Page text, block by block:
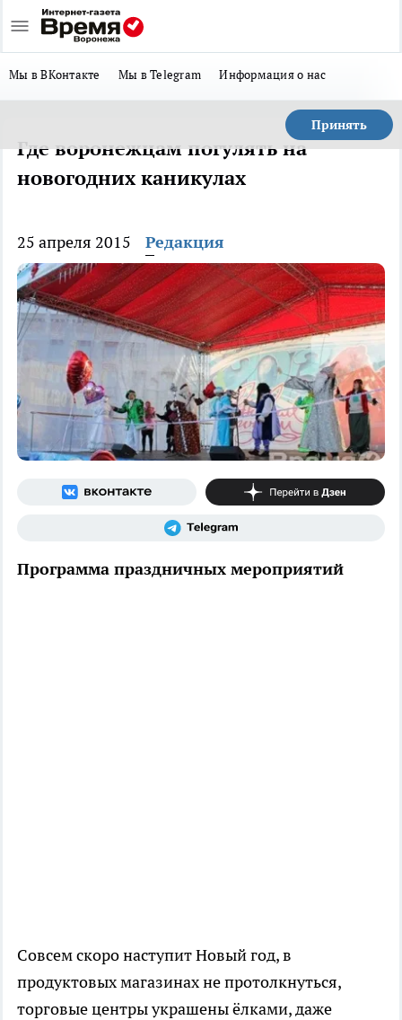
Мы в ВКонтакте Мы в Telegram Информация о нас
Принять
Где воронежцам погулять на
новогодних каникулах
25 апреля 2015 Редакция
Программа праздничных мероприятий
Совсем скоро наступит Новый год, в
продуктовых магазинах не протолкнуться,
торговые центры украшены ёлками, даже